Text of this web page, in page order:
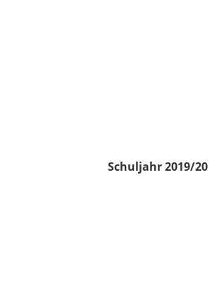
Schuljahr 2019/20